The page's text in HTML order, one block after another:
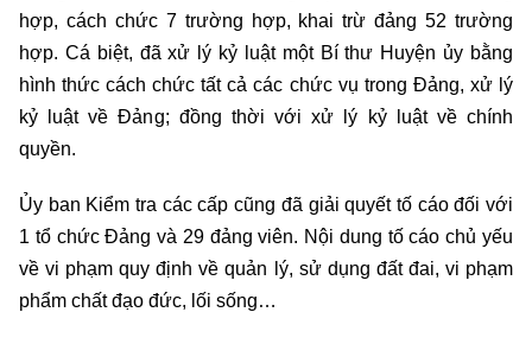
hợp, cách chức 7 trường hợp, khai trừ đảng 52 trường
hợp. Cá biệt, đã xử lý kỷ luật một Bí thư Huyện ủy bằng
hình thức cách chức tất cả các chức vụ trong Đảng, xử lý
kỷ luật về Đảng; đồng thời với xử lý kỷ luật về chính
quyền.
Ủy ban Kiểm tra các cấp cũng đã giải quyết tố cáo đối với
1 tổ chức Đảng và 29 đảng viên. Nội dung tố cáo chủ yếu
về vi phạm quy định về quản lý, sử dụng đất đai, vi phạm
phẩm chất đạo đức, lối sống…